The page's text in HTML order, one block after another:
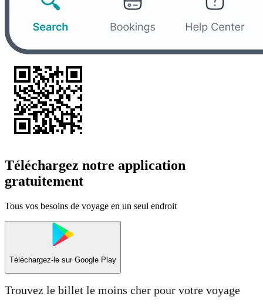
Téléchargez notre application
gratuitement
Tous vos besoins de voyage en un seul endroit
Téléchargez-le sur Google Play
Trouvez le billet le moins cher pour votre voyage